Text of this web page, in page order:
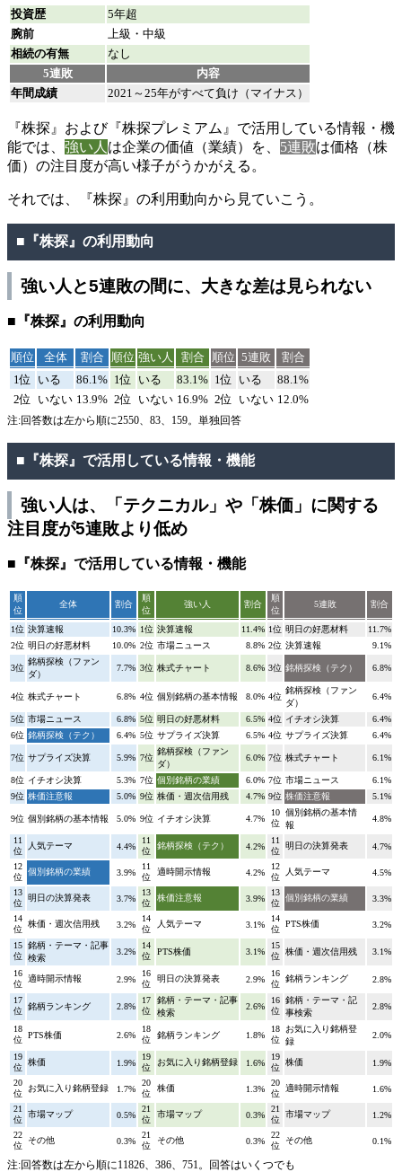
投資歴
5年超
腕前
上級・中級
相続の有無
なし
5連敗
内容
年間成績
2021～25年がすべて負け（マイナス）
『株探』および『株探プレミアム』で活用している情報・機
能では、 強い人 は企業の価値（業績）を、 5連敗は価格（株
価）の注目度が高い様子がうかがえる。
それでは、『株探』の利用動向から見ていこう。
■『株探』の利用動向
強い人と5連敗の間に、大きな差は見られない
■『株探』の利用動向
順位 全体 割合 順位 強い人 割合 順位 5連敗
割合
1位
いる 86.1% 1位 いる 83.1% 1位 いる
88.1%
2位
いない 13.9% 2位 いない 16.9% 2位 いない 12.0%
注:回答数は左から順に2550、83、159。単独回答
■『株探』で活用している情報・機能
強い人は、「テクニカル」や「株価」に関する
注目度が5連敗より低め
■『株探』で活用している情報・機能
順
位
全体 割合
順
位
強い人 割合
順
位
5連敗 割合
1位 決算速報 10.3% 1位 決算速報 11.4% 1位 明日の好悪材料
11.7%
2位 明日の好悪材料 10.0% 2位 市場ニュース 8.8% 2位 決算速報 9.1%
3位
銘柄探検（ファン
ダ）
7.7% 3位 株式チャート 8.6% 3位 銘柄探検（テク） 6.8%
4位 株式チャート 6.8% 4位 個別銘柄の基本情報 8.0% 4位
銘柄探検（ファン
ダ）
6.4%
5位 市場ニュース 6.8% 5位 明日の好悪材料 6.5% 4位 イチオシ決算
6.4%
6位 銘柄探検（テク） 6.4% 5位 サプライズ決算 6.5% 4位 サプライズ決算 6.4%
7位 サプライズ決算 5.9% 7位
銘柄探検（ファン
ダ）
6.0% 7位 株式チャート 6.1%
8位 イチオシ決算 5.3% 7位 個別銘柄の業績 6.0% 7位 市場ニュース
6.1%
9位 株価注意報 5.0% 9位 株価・週次信用残 4.7% 9位 株価注意報 5.1%
9位 個別銘柄の基本情報 5.0% 9位 イチオシ決算 4.7%
10
位
個別銘柄の基本情
報
4.8%
11
位
人気テーマ 4.4%
11
位
銘柄探検（テク） 4.2%
11
位
明日の決算発表
4.7%
12
位
個別銘柄の業績 3.9%
11
位
適時開示情報 4.2%
12
位
人気テーマ
4.5%
13
位
明日の決算発表 3.7%
13
位
株価注意報 3.9%
13
位
個別銘柄の業績
3.3%
14
位
株価・週次信用残 3.2%
14
位
人気テーマ 3.1%
14
位
PTS株価 3.2%
15
位
銘柄・テーマ・記事
検索
3.2%
14
位
PTS株価 3.1%
15
位
株価・週次信用残 3.1%
16
位
適時開示情報 2.9%
16
位
明日の決算発表 2.9%
16
位
銘柄ランキング 2.8%
17
位
銘柄ランキング 2.8%
17
位
銘柄・テーマ・記事
検索
2.6%
16
位
銘柄・テーマ・記
事検索
2.8%
18
位
PTS株価 2.6%
18
位
銘柄ランキング 1.8%
18
位
お気に入り銘柄登
録
2.0%
19
位
株価 1.9%
19
位
お気に入り銘柄登録 1.6%
19
位
株価
1.9%
20
位
お気に入り銘柄登録 1.7%
20
位
株価 1.3%
20
位
適時開示情報
1.6%
21
位
市場マップ 0.5%
21
位
市場マップ 0.3%
21
位
市場マップ
1.2%
22
位
その他 0.3%
21
位
その他 0.3%
22
位
その他 0.1%
注:回答数は左から順に11826、386、751。回答はいくつでも